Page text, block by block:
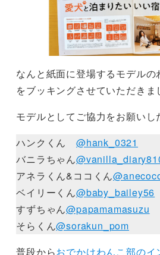
なんと紙面に登場するモデル
をブッキングさせていただきま
モデルとしてご協力をお願いし
ハンクくん @hank_0321
バニラちゃん
アネラくん&ココくん
ベイリーくん@baby_bailey56
すずちゃん@papamamasuzu
そらくん@sorakun_pom
普段からおでかけわんこ部のイ